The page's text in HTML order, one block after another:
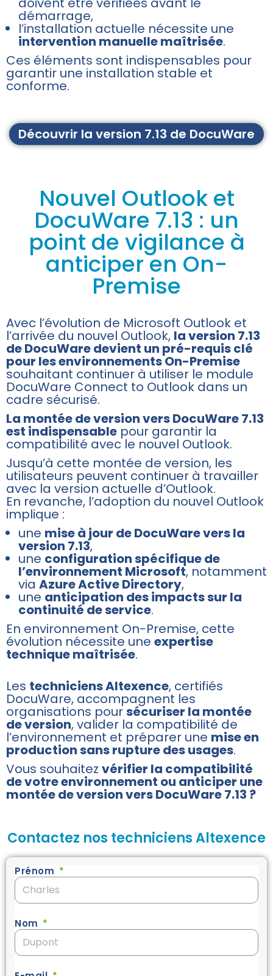
démarrage,
l’installation actuelle nécessite une
intervention manuelle maîtrisée.
Ces éléments sont indispensables pour
garantir une installation stable et
conforme.
Découvrir la version 7.13 de DocuWare
Nouvel Outlook et
DocuWare 7.13 : un
point de vigilance à
anticiper en On-
Premise
Avec l’évolution de Microsoft Outlook et
l’arrivée du nouvel Outlook, la version 7.13
de DocuWare devient un pré-requis clé
pour les environnements On-Premise
souhaitant continuer à utiliser le module
DocuWare Connect to Outlook dans un
cadre sécurisé.
La montée de version vers DocuWare 7.13
est indispensable pour garantir la
compatibilité avec le nouvel Outlook.
Jusqu’à cette montée de version, les
utilisateurs peuvent continuer à travailler
avec la version actuelle d’Outlook.
En revanche, l’adoption du nouvel Outlook
implique :
une mise à jour de DocuWare vers la
version 7.13,
une configuration spécifique de
l’environnement Microsoft, notamment
via Azure Active Directory,
une anticipation des impacts sur la
continuité de service.
En environnement On-Premise, cette
évolution nécessite une expertise
technique maîtrisée.
Les techniciens Altexence, certifiés
DocuWare, accompagnent les
organisations poursécuriser la montée
de version, valider la compatibilité de
l’environnement et préparer une mise en
production sans rupture des usages.
Vous souhaitez vérifier la compatibilité
de votre environnement ou anticiper une
montée de version vers DocuWare 7.13 ?
Contactez nos techniciens Altexence
Prénom
Nom